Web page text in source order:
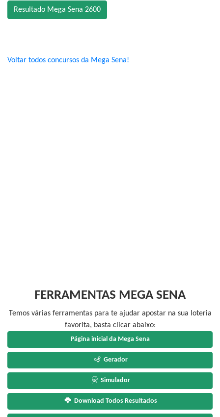
Resultado Mega Sena 2600
Voltar todos concursos da Mega Sena!
FERRAMENTAS MEGA SENA
Temos várias ferramentas para te ajudar apostar na sua loteria
favorita, basta clicar abaixo:
Página inicial da Mega Sena
Gerador
Simulador
Download Todos Resultados